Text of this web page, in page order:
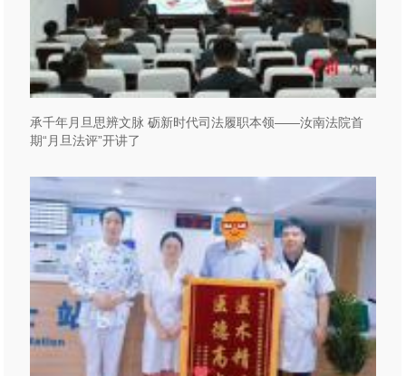
承千年月旦思辨文脉 砺新时代司法履职本领——汝南法院首
期“月旦法评”开讲了